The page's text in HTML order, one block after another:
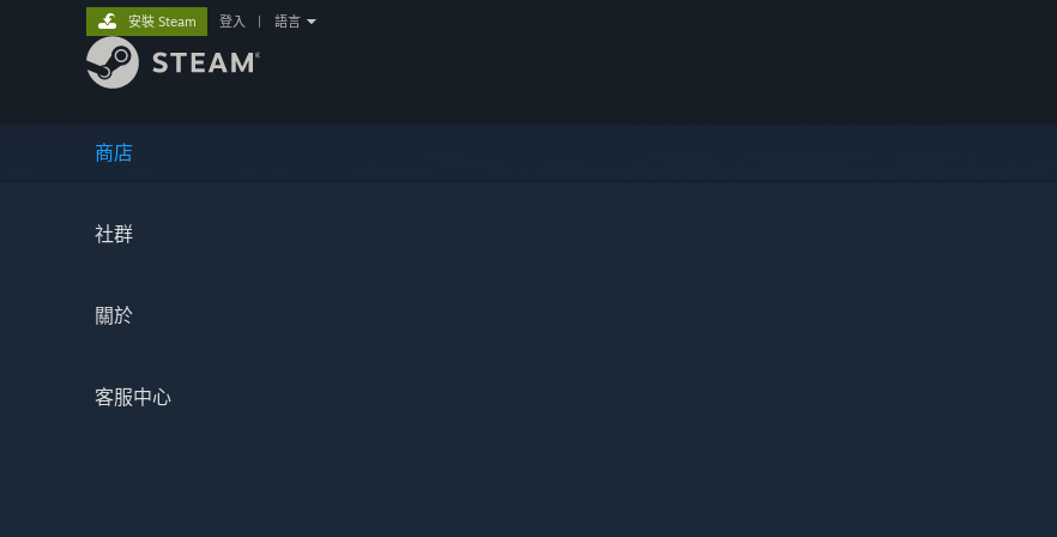
商店
社群
關於
客服中心
安裝 Steam 登入 語言